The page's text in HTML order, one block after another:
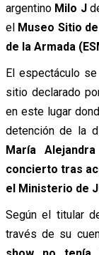
argentino Milo J
el Museo Sitio
de la Armada
El espectáculo
sitio declarado
en este lugar
detención de la
María
concierto tras
el Ministerio de
Según el titular
través de su